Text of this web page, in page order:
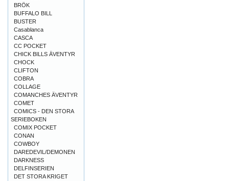
BRÖK
BUFFALO BILL
BUSTER
Casablanca
CASCA
CC POCKET
CHICK BILLS ÄVENTYR
CHOCK
CLIFTON
COBRA
COLLAGE
COMANCHES ÄVENTYR
COMET
COMICS - DEN STORA
SERIEBOKEN
COMIX POCKET
CONAN
COWBOY
DAREDEVIL/DEMONEN
DARKNESS
DELFINSERIEN
DET STORA KRIGET